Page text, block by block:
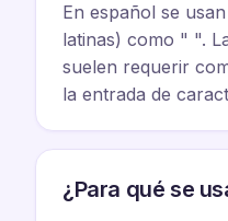
En español se
latinas) como " ".
suelen requerir
la entrada de
¿Para qué se